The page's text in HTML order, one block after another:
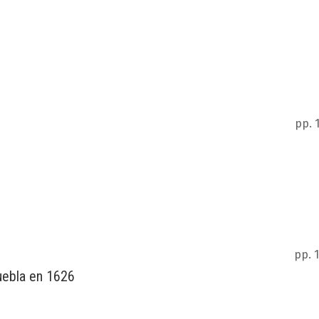
pp.
pp.
en 1626